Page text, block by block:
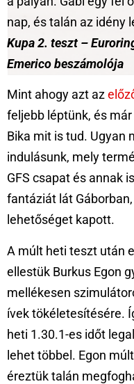
nap, és talán az idény
Kupa 2. teszt –
Emerico beszámolója
Mint ahogy azt az
feljebb léptünk, és
Bika mit is tud. Ugyan
indulásunk, mely
GFS csapat és annak
fantáziát lát
lehetőséget kapott.
A múlt heti teszt után
ellestük Burkus Egon
mellékesen
ívek tökéletesítésére.
heti 1.30.1-es időt
lehet többel. Egon
éreztük talán